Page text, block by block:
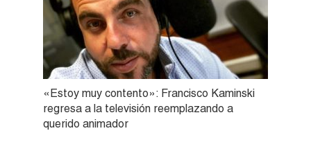
«Estoy muy contento»: Francisco Kaminski
regresa a la televisión reemplazando a
querido animador